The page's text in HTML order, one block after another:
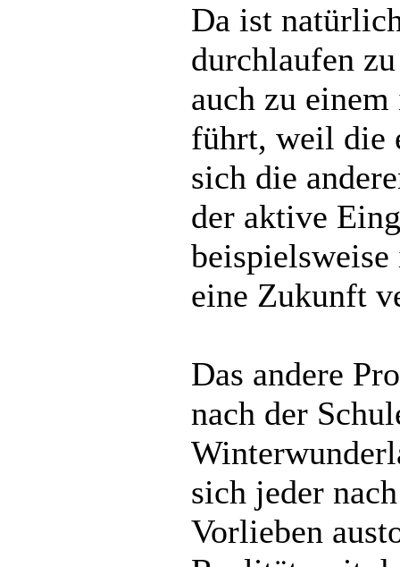
Da ist
durchlaufen
auch zu
führt, weil die
sich die
der aktive
eine Zukunft
Das andere
nach der
sich jeder
Vorlieben